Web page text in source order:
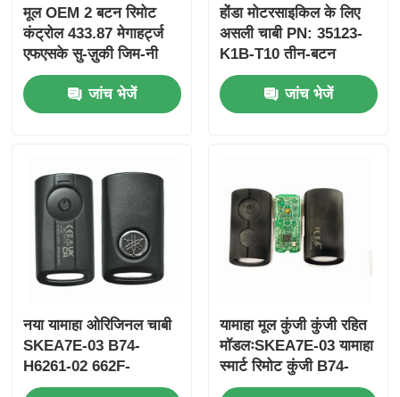
मूल OEM 2 बटन रिमोट
कंट्रोल 433.87 मेगाहर्ट्ज
एफएसके सु-ज़ुकी जिम-नी
2005-2017 के लिए बिना
चिप 37182-ए 7 के लिए
केवल थोक MOQ 50 पीसी
जांच भेजें
होंडा मोटरसाइकिल के लिए
असली चाबी PN: 35123-
K1B-T10 तीन-बटन
FSK433.92MHz
ID47chip रिमोट कार की
जांच भेजें
नया यामाहा ओरिजिनल चाबी
SKEA7E-03 B74-
H6261-02 662F-
SKEA7D03
यामाहा मूल कुंजी कुंजी रहित
मॉडलःSKEA7E-03 यामाहा
स्मार्ट रिमोट कुंजी B74-
H6261-02/662F-